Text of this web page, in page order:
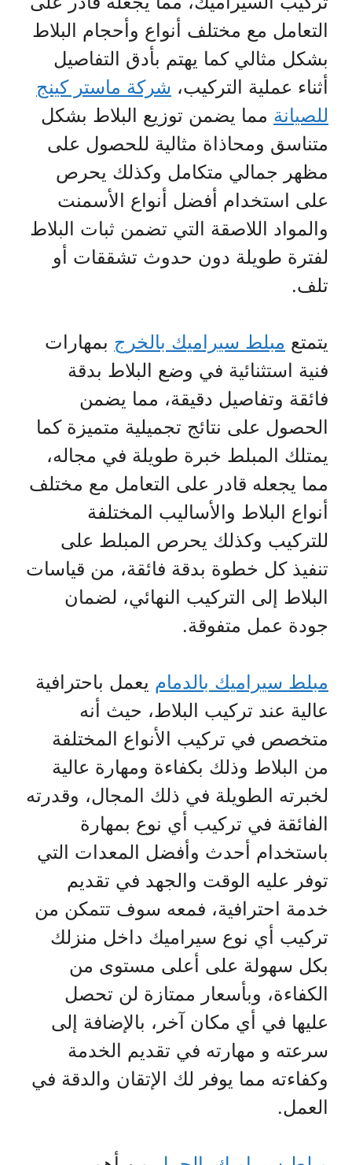
التعامل مع مختلف أنواع وأحجام البلاط
بشكل مثالي كما يهتم بأدق التفاصيل
أثناء عملية التركيب، شركة ماستر كينج
للصيانة مما يضمن توزيع البلاط بشكل
متناسق ومحاذاة مثالية للحصول على
مظهر جمالي متكامل وكذلك يحرص
على استخدام أفضل أنواع الأسمنت
والمواد اللاصقة التي تضمن ثبات البلاط
لفترة طويلة دون حدوث تشققات أو
تلف.
يتمتع مبلط سيراميك بالخرج بمهارات
فنية استثنائية في وضع البلاط بدقة
فائقة وتفاصيل دقيقة، مما يضمن
الحصول على نتائج تجميلية متميزة كما
يمتلك المبلط خبرة طويلة في مجاله،
مما يجعله قادر على التعامل مع مختلف
أنواع البلاط والأساليب المختلفة
للتركيب وكذلك يحرص المبلط على
تنفيذ كل خطوة بدقة فائقة، من قياسات
البلاط إلى التركيب النهائي، لضمان
جودة عمل متفوقة.
مبلط سيراميك بالدمام يعمل باحترافية
عالية عند تركيب البلاط، حيث أنه
متخصص في تركيب الأنواع المختلفة
من البلاط وذلك بكفاءة ومهارة عالية
لخبرته الطويلة في ذلك المجال، وقدرته
الفائقة في تركيب أي نوع بمهارة
باستخدام أحدث وأفضل المعدات التي
توفر عليه الوقت والجهد في تقديم
خدمة احترافية، فمعه سوف تتمكن من
تركيب أي نوع سيراميك داخل منزلك
بكل سهولة على أعلى مستوى من
الكفاءة، وبأسعار ممتازة لن تحصل
عليها في أي مكان آخر، بالإضافة إلى
سرعته و مهارته في تقديم الخدمة
وكفاءته مما يوفر لك الإتقان والدقة في
العمل.